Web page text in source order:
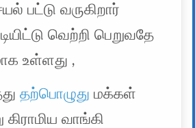
பட்டு வருகிறார்
வெற்றி பெறுவதே
உள்ளது ,
தற்பொழுது மக்கள்
கிராமிய வாங்கி